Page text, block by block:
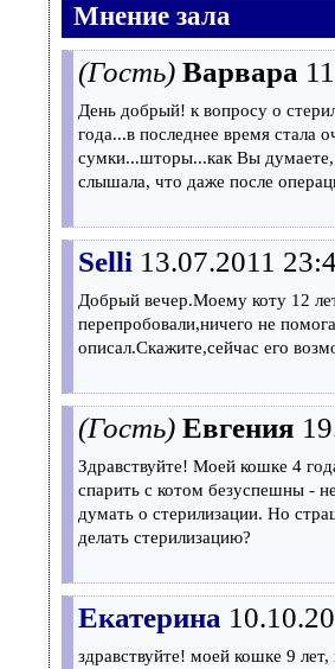
Мнение зала
(Гость) Варвара
День добрый! к вопросу о
года...в последнее время стала
сумки...шторы...как Вы думаете,
слышала, что даже после
Selli 13.07.2011
Добрый вечер.Моему коту 12
перепробовали,ничего не
описал.Скажите,сейчас его
(Гость) Евгения
Здравствуйте! Моей кошке 4
спарить с котом безуспешны -
думать о стерилизации. Но
делать стерилизацию?
Екатерина
здравствуйте! моей кошке 9